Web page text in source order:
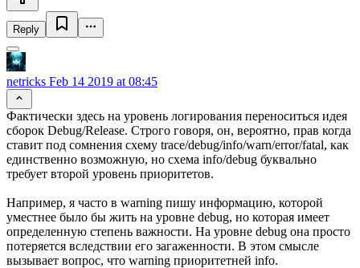
Reply
netricks Feb 14 2019 at 08:45
Фактически здесь на уровень логирования переноситься идея
сборок Debug/Release. Строго говоря, он, вероятно, прав когда
ставит под сомнения схему trace/debug/info/warn/error/fatal, как
единственно возможную, но схема info/debug буквально
требует второй уровень приоритетов.
Например, я часто в warning пишу информацию, которой
уместнее было бы жить на уровне debug, но которая имеет
определенную степень важности. На уровне debug она просто
потеряется вследствии его загаженности. В этом смысле
вызывает вопрос, что warning приоритетней info.